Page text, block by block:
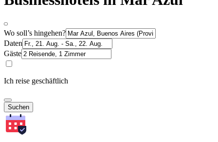
Wo soll’s hingehen?
Daten
Gäste
Ich reise geschäftlich
Suchen